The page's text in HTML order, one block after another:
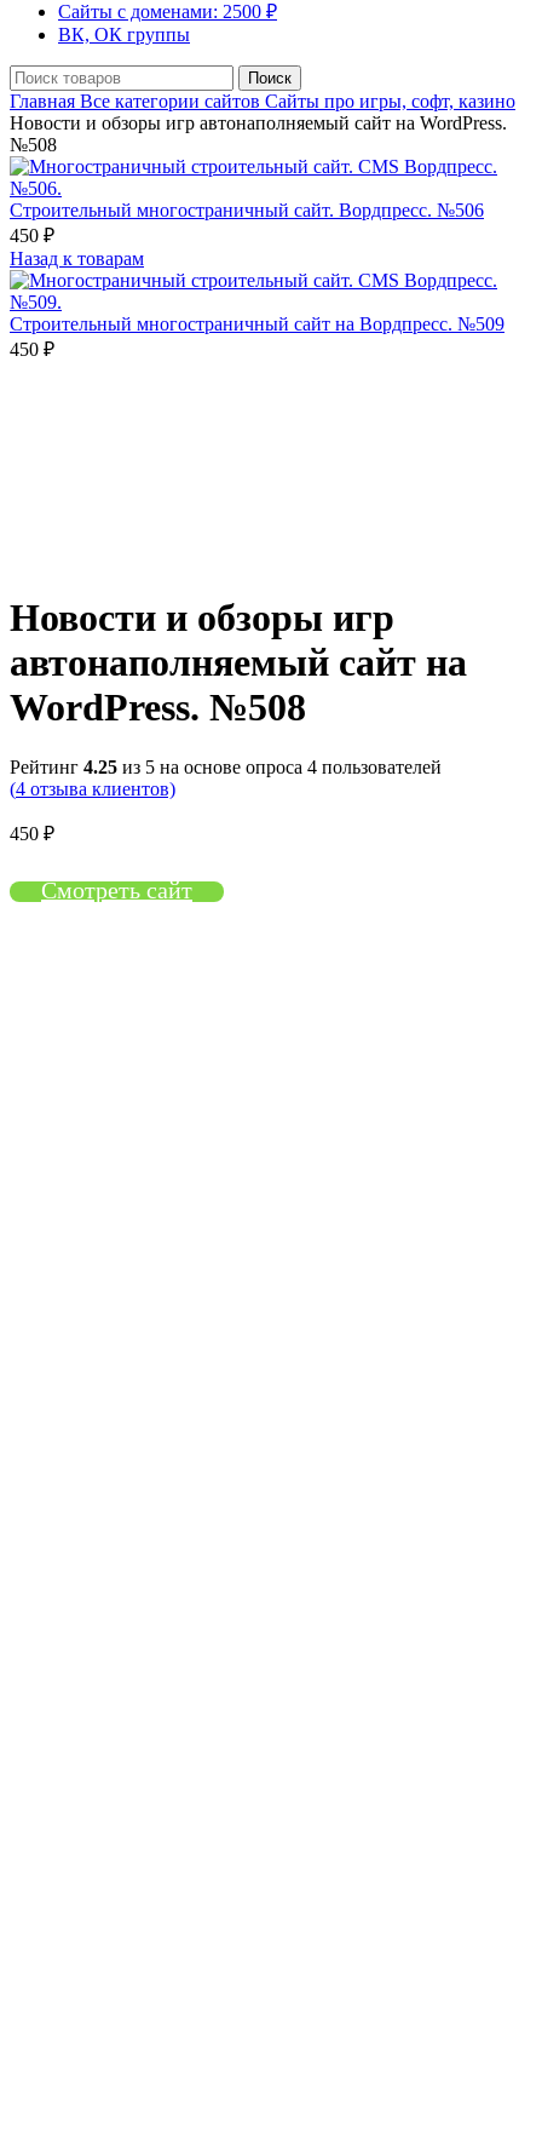
Сайты с доменами: 2500 ₽
ВК, ОК группы
Поиск
Главная Все категории сайтов Сайты про игры, софт, казино
Новости и обзоры игр автонаполняемый сайт на WordPress.
№508
Строительный многостраничный сайт. Вордпресс. №506
450 ₽
Назад к товарам
Строительный многостраничный сайт на Вордпресс. №509
450 ₽
Новости и обзоры игр
автонаполняемый сайт на
WordPress. №508
Рейтинг 4.25 из 5 на основе опроса 4 пользователей
(4 отзыва клиентов)
450 ₽
Смотреть сайт